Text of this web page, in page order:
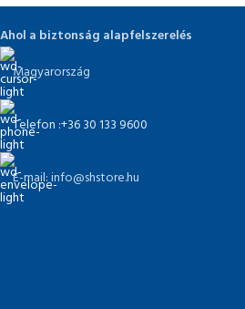
Ahol a biztonság alapfelszerelés
Magyarország
Telefon :+36 30 133 9600
E-mail: info@shstore.hu